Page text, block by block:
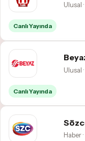
Ulusal
Canlı Yayında
Ulusal
Canlı Yayında
Haber